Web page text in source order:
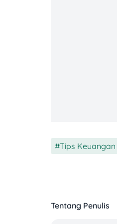
Tips Keuangan
Tentang Penulis